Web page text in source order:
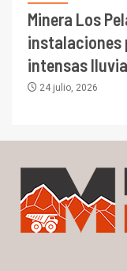
Minera Los
instalaciones
intensas
24 julio, 2026